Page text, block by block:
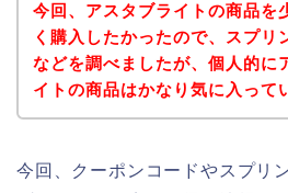
今回、アスタブライトの商品を
く購入したかったので、スプリ
などを調べましたが、個人的に
イトの商品はかなり気に入って
今回、クーポンコードやスプリ